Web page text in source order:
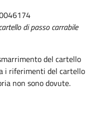
di passo carrabile
del cartello
i riferimenti del cartello
non sono dovute.